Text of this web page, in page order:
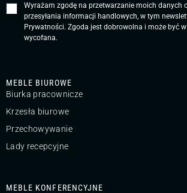
MEBLE BIUROWE
Biurka pracownicze
Krzesła biurowe
Przechowywanie
Lady recepcyjne
MEBLE KONFERENCYJNE
Wyrażam zgodę na przetwarzanie moich danych
przesyłania informacji handlowych, w tym
Prywatności. Zgoda jest dobrowolna i może być
wycofana.